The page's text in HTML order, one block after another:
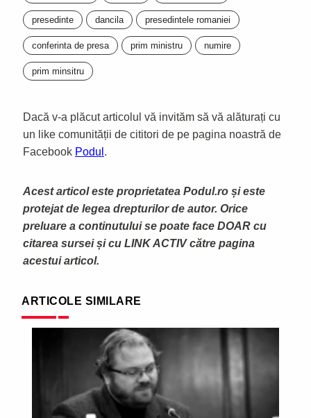
presedinte dancila presedintele romaniei
conferinta de presa prim ministru numire
prim minsitru
Dacă v-a plăcut articolul vă invităm să vă alăturați cu
un like comunității de cititori de pe pagina noastră de
Facebook Podul .
Acest articol este proprietatea Podul.ro și este
protejat de legea drepturilor de autor. Orice
preluare a continutului se poate face DOAR cu
citarea sursei și cu LINK ACTIV către pagina
acestui articol.
ARTICOLE SIMILARE